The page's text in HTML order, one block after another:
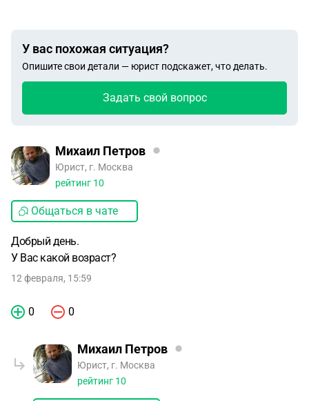
У вас похожая ситуация?
Опишите свои детали — юрист подскажет, что делать.
Задать свой вопрос
Михаил Петров
Юрист, г. Москва
рейтинг 10
Общаться в чате
Добрый день.
У Вас какой возраст?
12 февраля, 15:59
0 0
Михаил Петров
Юрист, г. Москва
рейтинг 10